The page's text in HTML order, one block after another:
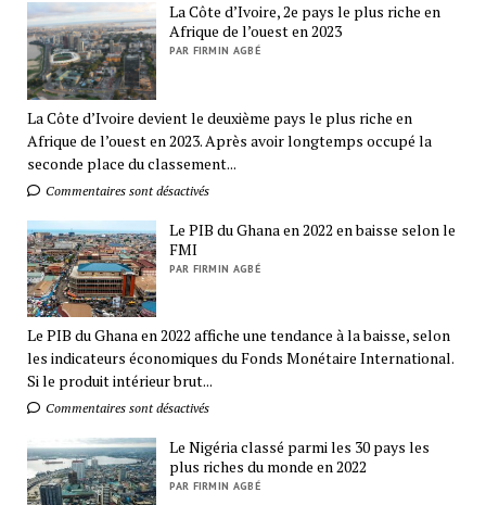
La Côte d’Ivoire, 2e pays le plus riche en
Afrique de l’ouest en 2023
PAR FIRMIN AGBÉ
La Côte d’Ivoire devient le deuxième pays le plus riche en
Afrique de l’ouest en 2023. Après avoir longtemps occupé la
seconde place du classement...
Commentaires sont désactivés
Le PIB du Ghana en 2022 en baisse selon le
FMI
PAR FIRMIN AGBÉ
Le PIB du Ghana en 2022 affiche une tendance à la baisse, selon
les indicateurs économiques du Fonds Monétaire International.
Si le produit intérieur brut...
Commentaires sont désactivés
Le Nigéria classé parmi les 30 pays les
plus riches du monde en 2022
PAR FIRMIN AGBÉ